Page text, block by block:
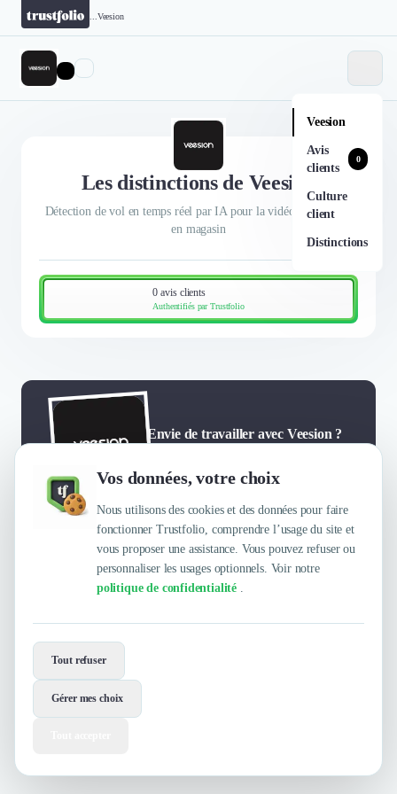
Vos données, votre choix
Nous utilisons des cookies et des données pour faire
fonctionner Trustfolio, comprendre l’usage du site et
vous proposer une assistance. Vous pouvez refuser ou
personnaliser les usages optionnels. Voir notre
politique de confidentialité .
Tout refuser
Gérer mes choix
Veesion
Veesion
Avis
clients
0
Culture
client
Distinctions
Les distinctions de Veesion
Détection de vol en temps réel par IA pour la vidéosurveillance
en magasin
0 avis clients
Authentifiés par Trustfolio
Envie de travailler avec Veesion ?
Contacter Voir le site